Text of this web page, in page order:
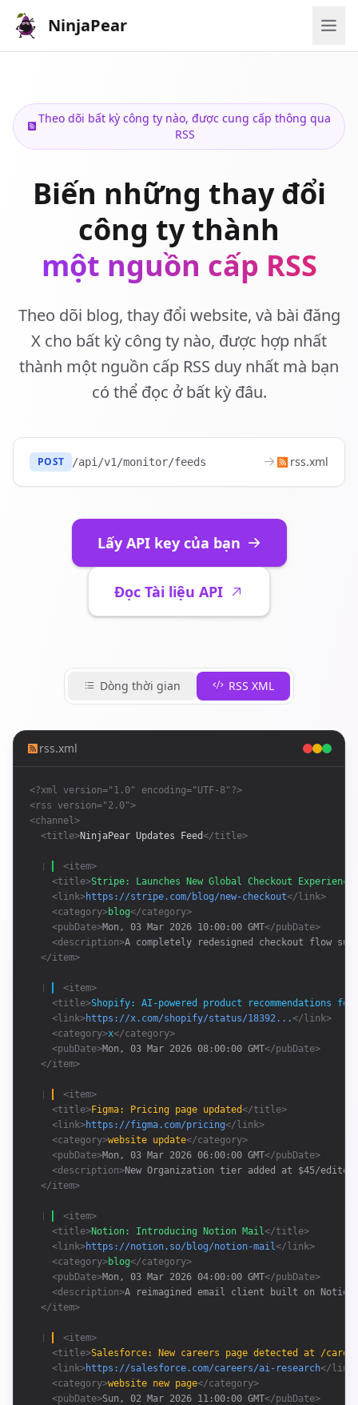
NinjaPear
Theo dõi bất kỳ công ty nào, được cung cấp thông qua
RSS
Biến những thay đổi
công ty thành
một nguồn cấp RSS
Theo dõi blog, thay đổi website, và bài đăng
X cho bất kỳ công ty nào, được hợp nhất
thành một nguồn cấp RSS duy nhất mà bạn
có thể đọc ở bất kỳ đâu.
POST /api/v1/monitor/feeds rss.xml
Lấy API key của bạn
Đọc Tài liệu API
Dòng thời gian RSS XML
rss.xml
<?xml version="1.0" encoding="UTF-8"?>
<rss version="2.0">
<channel>
<title>NinjaPear Updates Feed </title>
❘
<item>
<title>Stripe: Launches New Global Checkout Experience
<link>https://stripe.com/blog/new-checkout</link>
<category>blog</category>
<pubDate>Mon, 03 Mar 2026 10:00:00 GMT</pubDate>
<description>A completely redesigned checkout flow
</item>
❘
<item>
<title>Shopify: AI-powered product recommendations for
<link>https://x.com/shopify/status/18392... </link>
<category>x</category>
<pubDate>Mon, 03 Mar 2026 08:00:00 GMT</pubDate>
</item>
❘
<item>
<title>Figma: Pricing page updated </title>
<link>https://figma.com/pricing</link>
<category>website update</category>
<pubDate>Mon, 03 Mar 2026 06:00:00 GMT</pubDate>
<description>New Organization tier added at $45/
</item>
❘
<item>
<title>Notion: Introducing Notion Mail</title>
<link>https://notion.so/blog/notion-mail</link>
<category>blog</category>
<pubDate>Mon, 03 Mar 2026 04:00:00 GMT</pubDate>
<description>A reimagined email client built on
</item>
❘
<item>
<title>Salesforce: New careers page detected at /
<link>https://salesforce.com/careers/ai-research</
<category>website new page</category>
<pubDate>Sun, 02 Mar 2026 11:00:00 GMT</pubDate>